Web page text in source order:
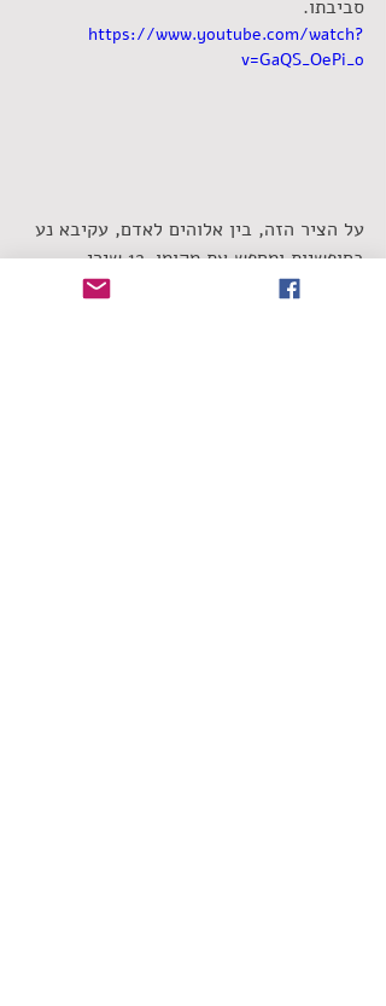
סביבתו.
https://www.youtube.com/watch?
v=GaQS_OePi_o
על הציר הזה, בין אלוהים לאדם, עקיבא נע
בחופשיות ומחפש את מקומו. 12 שירי
האלבום הם המסע שלו שאליו כל מי ששומע